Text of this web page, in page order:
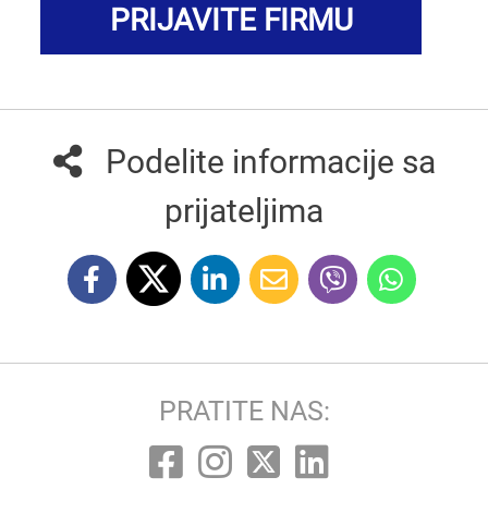
PRIJAVITE FIRMU
Podelite informacije sa
prijateljima
PRATITE NAS: